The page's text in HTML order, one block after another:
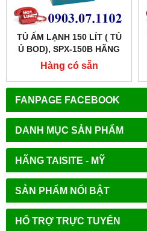
FANPAGE FACEBOOK
DANH MỤC SẢN PHẨM
HÃNG TAISITE - MỸ
SẢN PHẨM NỔI BẬT
HỔ TRỢ TRỰC TUYẾN
TỦ ẤM LẠNH 150 LÍT ( TỦ
Ủ BOD), SPX-150B HÃNG
XINGCHEN SHKT
Hàng có sẵn